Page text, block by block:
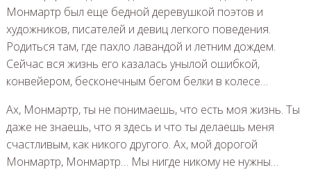
Монмартр был еще бедной деревушкой поэтов и
художников, писателей и девиц легкого поведения.
Родиться там, где пахло лавандой и летним дождем.
Сейчас вся жизнь его казалась унылой ошибкой,
конвейером, бесконечным бегом белки в колесе…
Ах, Монмартр, ты не понимаешь, что есть моя жизнь. Ты
даже не знаешь, что я здесь и что ты делаешь меня
счастливым, как никого другого. Ах, мой дорогой
Монмартр, Монмартр… Мы нигде никому не нужны…